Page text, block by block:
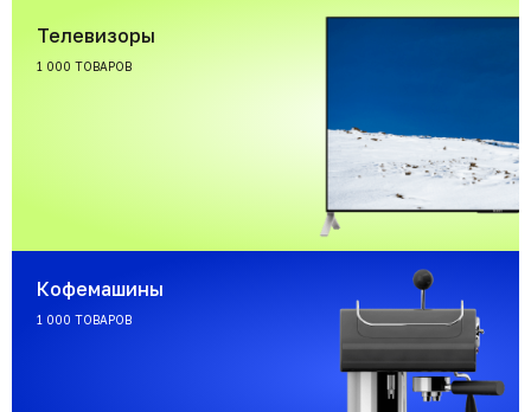
Телевизоры
1 000 ТОВАРОВ
Кофемашины
1 000 ТОВАРОВ